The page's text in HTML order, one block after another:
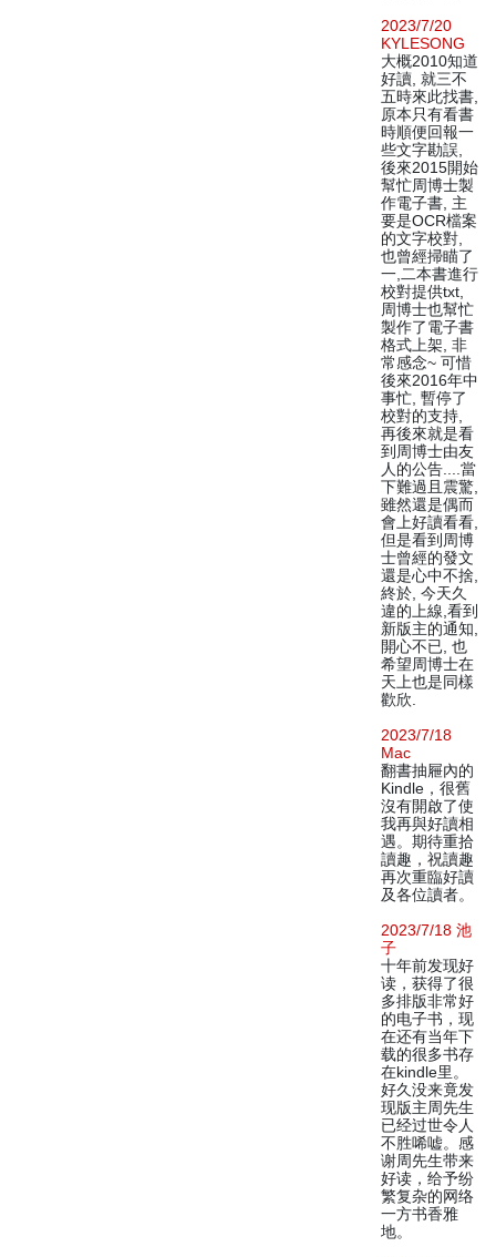
2023/7/20
KYLESONG
大概2010知道
好讀, 就三不
五時來此找書,
原本只有看書
時順便回報一
些文字勘誤,
後來2015開始
幫忙周博士製
作電子書, 主
要是OCR檔案
的文字校對,
也曾經掃瞄了
一,二本書進行
校對提供txt,
周博士也幫忙
製作了電子書
格式上架, 非
常感念~ 可惜
後來2016年中
事忙, 暫停了
校對的支持,
再後來就是看
到周博士由友
人的公告....當
下難過且震驚,
雖然還是偶而
會上好讀看看,
但是看到周博
士曾經的發文
還是心中不捨,
終於, 今天久
違的上線,看到
新版主的通知,
開心不已, 也
希望周博士在
天上也是同樣
歡欣.
2023/7/18
Mac
翻書抽屜內的
Kindle，很舊
沒有開啟了使
我再與好讀相
遇。期待重拾
讀趣，祝讀趣
再次重臨好讀
及各位讀者。
2023/7/18 池
子
十年前发现好
读，获得了很
多排版非常好
的电子书，现
在还有当年下
载的很多书存
在kindle里。
好久没来竟发
现版主周先生
已经过世令人
不胜唏嘘。感
谢周先生带来
好读，给予纷
繁复杂的网络
一方书香雅
地。